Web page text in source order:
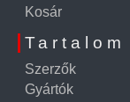
Kosár
Tartalom
Szerzők
Gyártók